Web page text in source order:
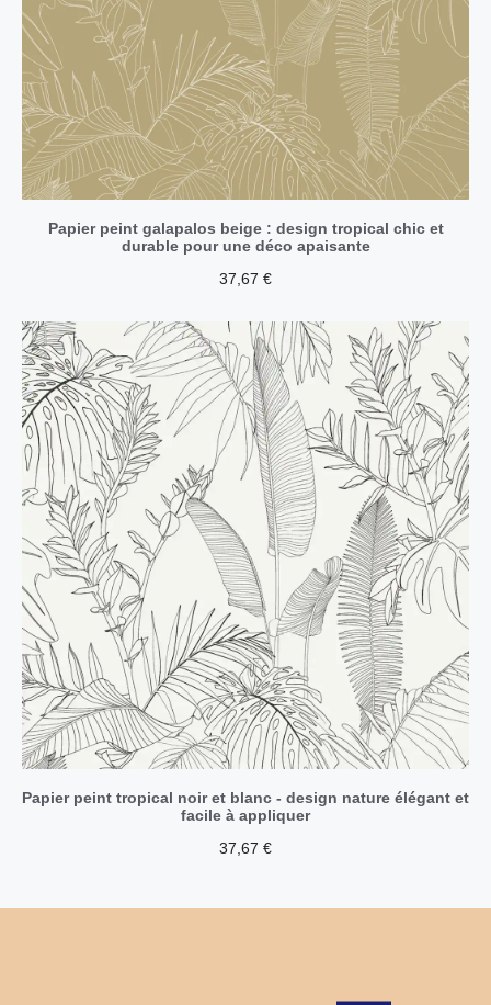
Papier peint galapalos beige : design tropical chic et
durable pour une déco apaisante
37,67 €
Papier peint tropical noir et blanc - design nature élégant et
facile à appliquer
37,67 €